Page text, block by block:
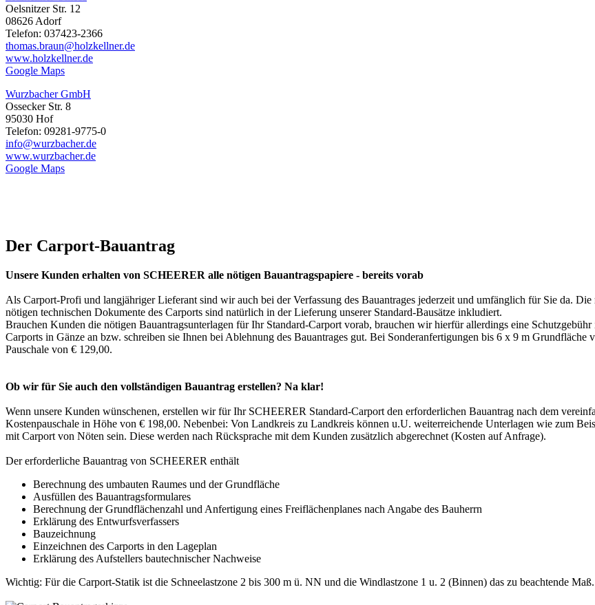
Oelsnitzer Str. 12
08626 Adorf
Telefon: 037423-2366
thomas.braun@holzkellner.de
www.holzkellner.de
Google Maps
Wurzbacher GmbH
Ossecker Str. 8
95030 Hof
Telefon: 09281-9775-0
info@wurzbacher.de
www.wurzbacher.de
Google Maps
Der Carport-Bauantrag
Unsere Kunden erhalten von SCHEERER alle nötigen Bauantragspapiere - bereits vorab
Als Carport-Profi und langjähriger Lieferant sind wir auch bei der Verfassung des Bauantrages jederzeit und umfänglich für Sie da.
nötigen technischen Dokumente des Carports sind natürlich in der Lieferung unserer Standard-Bausätze inkludiert.
Brauchen Kunden die nötigen Bauantragsunterlagen für Ihr Standard-Carport vorab, brauchen wir hierfür allerdings eine
Carports in Gänze an bzw. schreiben sie Ihnen bei Ablehnung des Bauantrages gut. Bei Sonderanfertigungen bis 6 x 9 m
Pauschale von € 129,00.
Ob wir für Sie auch den vollständigen Bauantrag erstellen? Na klar!
Wenn unsere Kunden wünschenen, erstellen wir für Ihr SCHEERER Standard-Carport den erforderlichen Bauantrag nach dem
Kostenpauschale in Höhe von € 198,00. Nebenbei: Von Landkreis zu Landkreis können u.U. weiterreichende Unterlagen wie zum
mit Carport von Nöten sein. Diese werden nach Rücksprache mit dem Kunden zusätzlich abgerechnet (Kosten auf Anfrage).
Der erforderliche Bauantrag von SCHEERER enthält
Berechnung des umbauten Raumes und der Grundfläche
Ausfüllen des Bauantragsformulares
Berechnung der Grundflächenzahl und Anfertigung eines Freiflächenplanes nach Angabe des Bauherrn
Erklärung des Entwurfsverfassers
Bauzeichnung
Einzeichnen des Carports in den Lageplan
Erklärung des Aufstellers bautechnischer Nachweise
Wichtig: Für die Carport-Statik ist die Schneelastzone 2 bis 300 m ü. NN und die Windlastzone 1 u. 2 (Binnen) das zu beachtende